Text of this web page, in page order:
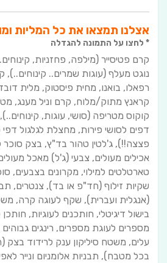
אצלנו תמצאו את כל המליות
* לחצו על התמונה להגדלה
קרם פטיסייר (מילפה, פחזניות,
נוגט מעלף (עוגות שמרים.. קינוחים..),
רפאלו, בואנו, מחית פיסטוק, מלית
קראנץ מתוק/מלוח, קרם וניל מענג,
קוקוס מטריפה (סושי, עוגות,
דפים לסושי פירות, מחצלת לגלגול דפי
פצצה!!), ג'לטין טהור בד"ץ, בצק סוכר
אכילים מעולים, צבעי (ג'ל) מאכל
טארטלטים למילוי, מקרונים בצבעים,
שקיות זילוף (חד"פ או בד), צנטרים,
(אנגלית ועברית), שקף לעוגה קרה,
בישול דיגיטלי, חותכנים לעוגיות,
מספרים לעוגת מספרים, רינגים גבוהים
עלים, משטח סיליקון ענק לרידוד
בכל מטבח), תבניות אלומניום ונייר